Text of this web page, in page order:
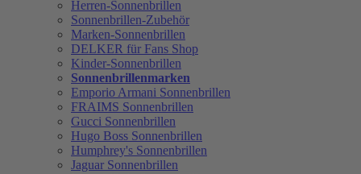
Herren-Sonnenbrillen
Sonnenbrillen-Zubehör
Marken-Sonnenbrillen
DELKER für Fans Shop
Kinder-Sonnenbrillen
Sonnenbrillenmarken
Emporio Armani Sonnenbrillen
FRAIMS Sonnenbrillen
Gucci Sonnenbrillen
Hugo Boss Sonnenbrillen
Humphrey's Sonnenbrillen
Jaguar Sonnenbrillen